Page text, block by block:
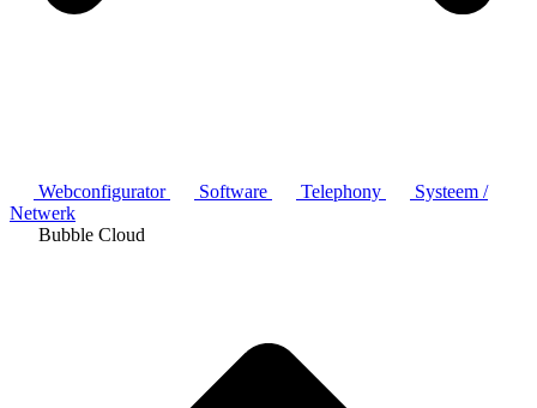
Webconfigurator Software Telephony
Systeem /
Netwerk
Bubble Cloud